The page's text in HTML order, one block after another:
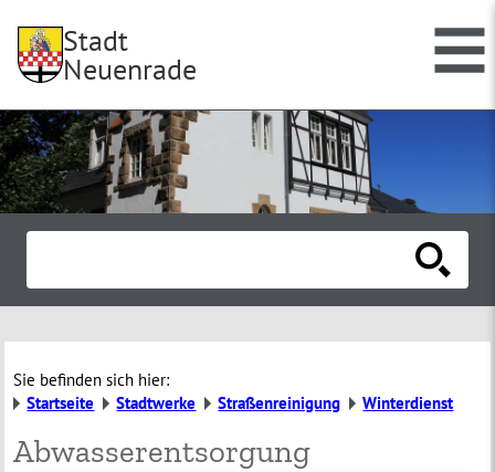
Stadt
Neuenrade
Sie befinden sich hier:
Startseite
Stadtwerke Straßenreinigung Winterdienst
Abwasserentsorgung